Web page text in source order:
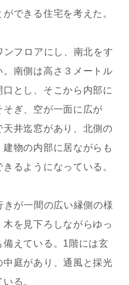
できる住宅を考えた。
ンフロアにし、南北をす
南側は高さ３メートル
とし、そこから内部に
ぎ、空が一面に広が
井迄窓があり、北側の
物の内部に居ながらも
るようになっている。
が一間の広い縁側の様
を見下ろしながらゆっ
備えている。1階には玄
庭があり、通風と採光
る。